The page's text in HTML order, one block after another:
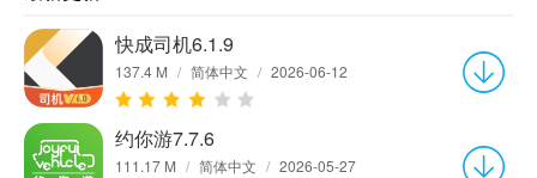
快成司机6.1.9
137.4 M / 简体中文 / 2026-06-12
约你游7.7.6
111.17 M / 简体中文 / 2026-05-27